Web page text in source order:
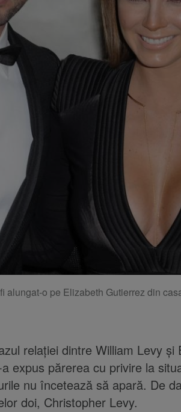
alungat-o pe Elizabeth Gutierrez din
relației dintre William Levy și
expus părerea cu privire la
nu încetează să apară. De
doi, Christopher Levy.